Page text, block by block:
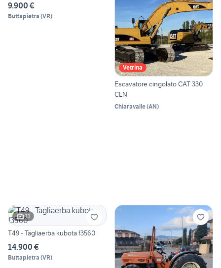
9.900 €
Buttapietra (VR)
Vetrina
Escavatore cingolato CAT 330
CLN
Chiaravalle(AN)
11
T49 - Tagliaerba kubota f3560
14.900 €
Buttapietra (VR)